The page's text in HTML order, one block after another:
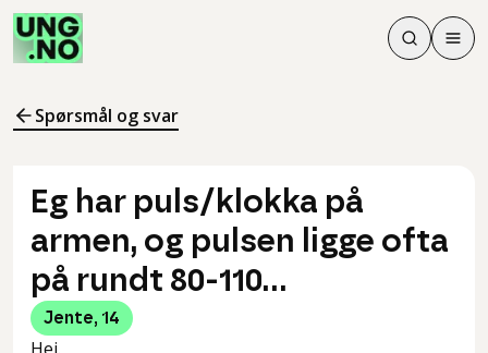
Søk
Søk
Meny
Spørsmål og svar
Eg har puls/klokka på
armen, og pulsen ligge ofta
på rundt 80-110...
Jente, 14